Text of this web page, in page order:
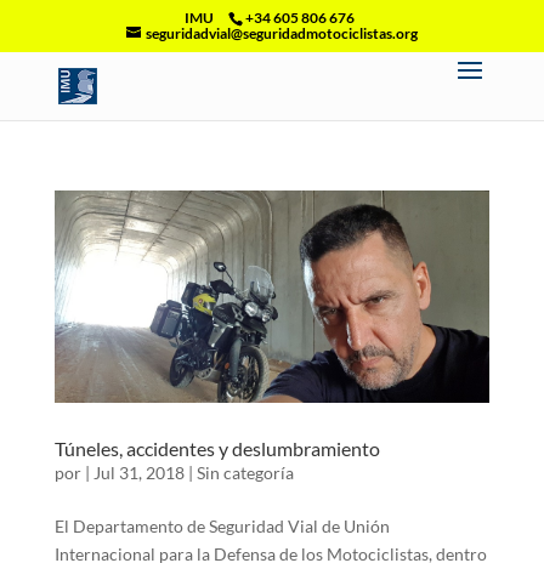
IMU
+34 605 806 676
seguridadvial@seguridadmotociclistas.org
Túneles, accidentes y deslumbramiento
por | Jul 31, 2018| Sin categoría
El Departamento de Seguridad Vial de Unión
Internacional para la Defensa de los Motociclistas, dentro